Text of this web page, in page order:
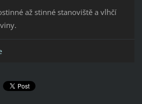
až stinné stanoviště a vlhčí